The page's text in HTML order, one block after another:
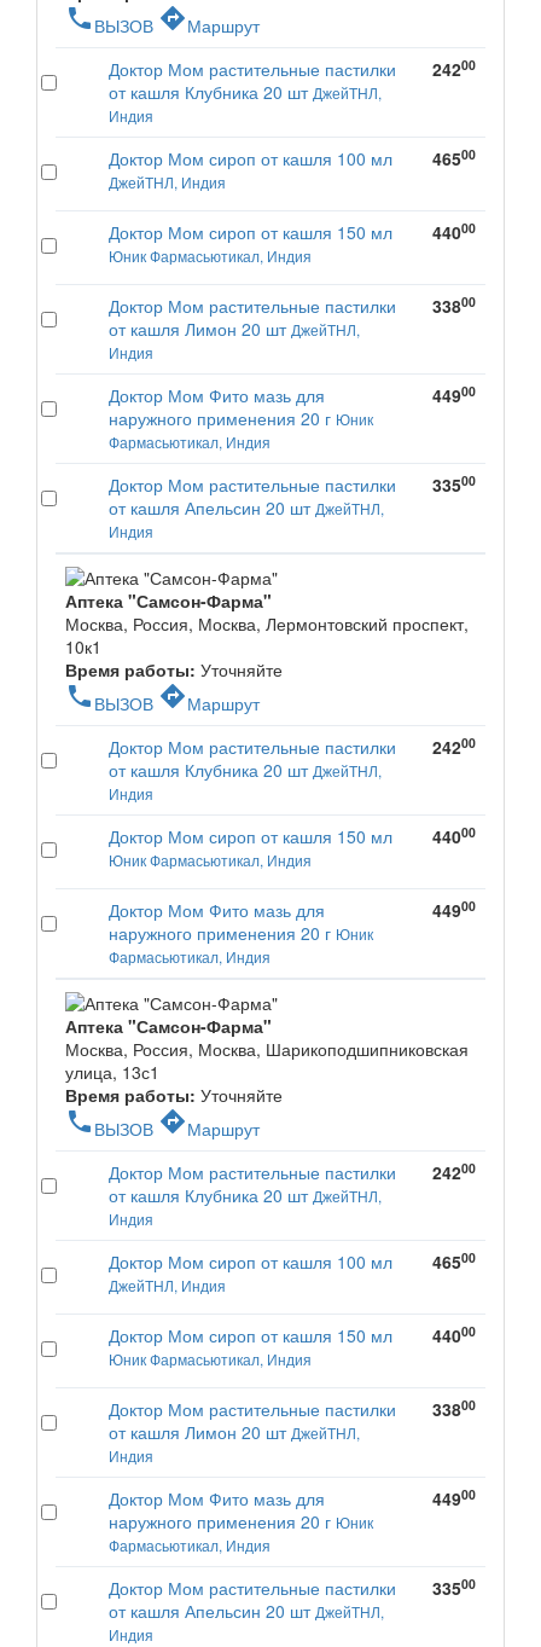
phone ВЫЗОВ directionsМаршрут
Доктор Мом растительные пастилки
от кашля Клубника 20 шт ДжейТНЛ,
Индия
24200
Доктор Мом сироп от кашля 100 мл
ДжейТНЛ, Индия
46500
Доктор Мом сироп от кашля 150 мл
Юник Фармасьютикал, Индия
44000
Доктор Мом растительные пастилки
от кашля Лимон 20 шт ДжейТНЛ,
Индия
33800
Доктор Мом Фито мазь для
наружного применения 20 г Юник
Фармасьютикал, Индия
44900
Доктор Мом растительные пастилки
от кашля Апельсин 20 шт ДжейТНЛ,
Индия
33500
Аптека "Самсон-Фарма"
Москва, Россия, Москва, Лермонтовский проспект,
10к1
Время работы: Уточняйте
phone ВЫЗОВ directionsМаршрут
Доктор Мом растительные пастилки
от кашля Клубника 20 шт ДжейТНЛ,
Индия
24200
Доктор Мом сироп от кашля 150 мл
Юник Фармасьютикал, Индия
44000
Доктор Мом Фито мазь для
наружного применения 20 г Юник
Фармасьютикал, Индия
44900
Аптека "Самсон-Фарма"
Москва, Россия, Москва, Шарикоподшипниковская
улица, 13с1
Время работы: Уточняйте
phone ВЫЗОВ directionsМаршрут
Доктор Мом растительные пастилки
от кашля Клубника 20 шт ДжейТНЛ,
Индия
24200
Доктор Мом сироп от кашля 100 мл
ДжейТНЛ, Индия
46500
Доктор Мом сироп от кашля 150 мл
Юник Фармасьютикал, Индия
44000
Доктор Мом растительные пастилки
от кашля Лимон 20 шт ДжейТНЛ,
Индия
33800
Доктор Мом Фито мазь для
наружного применения 20 г Юник
Фармасьютикал, Индия
44900
Доктор Мом растительные пастилки
от кашля Апельсин 20 шт ДжейТНЛ,
Индия
33500